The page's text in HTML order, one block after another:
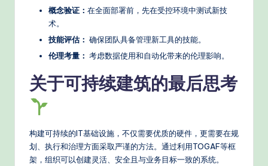
概念验证： 在全面部署前，先在受控环境中测试新技
术。
技能评估： 确保团队具备管理新工具的技能。
伦理考量： 考虑数据使用和自动化带来的伦理影响。
关于可持续建筑的最后思考
构建可持续的IT基础设施，不仅需要优质的硬件，更需要在规
划、执行和治理方面采取严谨的方法。通过利用TOGAF等框
架，组织可以创建灵活、安全且与业务目标一致的系统。